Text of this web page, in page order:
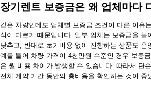
장기렌트 보증금은 왜 업체마다
같은 차량인데도 업체별 보증금 조건이 다른 이유
식이 다르기 때문입니다. 일부 업체는 보증금을 높
낮추고, 반대로 초기비용 없이 진행하는 상품도 운
예를 들어 차량 가격이 4천만원 수준인 경우 보증
은 월 비용 차이가 발생할 수 있습니다. 따라서 단
전체 계약 기간 동안의 총비용을 확인하는 것이 중